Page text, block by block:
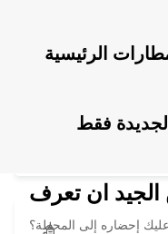
KINNA - IKC
فقط
ان تعرف
إحضاره إلى المحطة؟